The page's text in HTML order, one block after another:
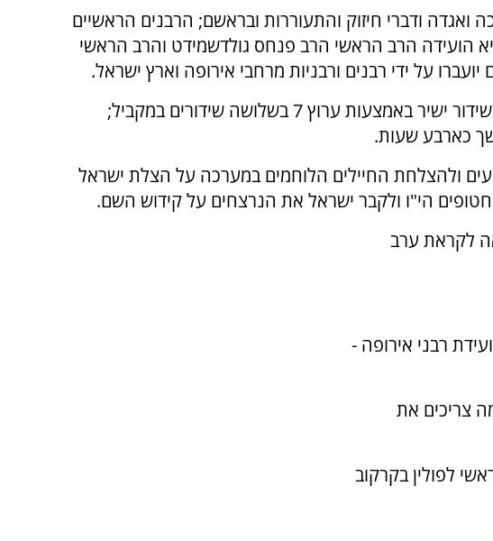
ואגדה ודברי חיזוק והתעוררות ובראשם; הרבנים הראשיים
הועידה הרב הראשי הרב פנחס גולדשמידט והרב הראשי
על ידי רבנים ורבניות מרחבי אירופה וארץ ישראל.
את השיעורים יוכלו המשתתפים לראות בשידור ישיר באמצעות ערוץ 7 בשלושה שידורים במקביל;
כארבע שעות.
ולהצלחת החיילים הלוחמים במערכה על הצלת ישראל
הי"ו ולקבר ישראל את הנרצחים על קידוש השם.
לקראת ערב
רבני אירופה -
צריכים את
לפולין בקרקוב